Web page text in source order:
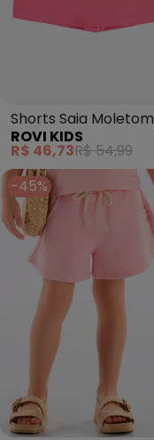
Shorts Saia Moletom
(Rosa)
ROVI KIDS
R$ 46,73R$ 54,99
-45%